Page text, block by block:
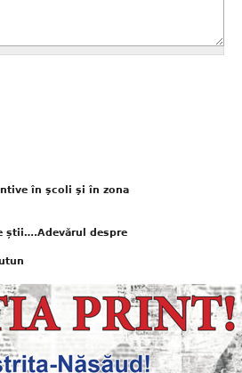
în şcoli şi în zona
știi….Adevărul despre